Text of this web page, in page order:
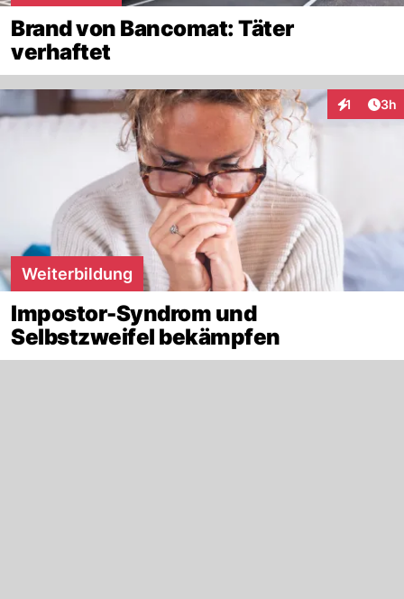
Brand von Bancomat: Täter
verhaftet
1 3h
Weiterbildung
Impostor-Syndrom und
Selbstzweifel bekämpfen